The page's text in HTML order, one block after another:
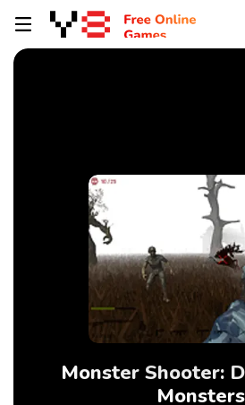
Monster Shooter:
Monsters